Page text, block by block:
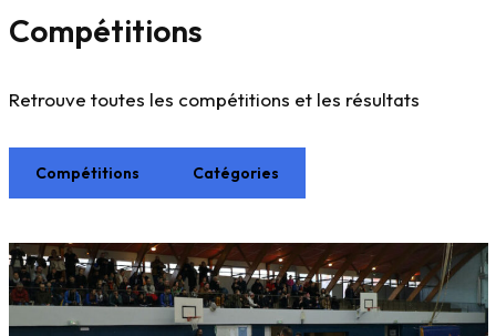
Compétitions
Retrouve toutes les compétitions et les résultats
Compétitions Catégories